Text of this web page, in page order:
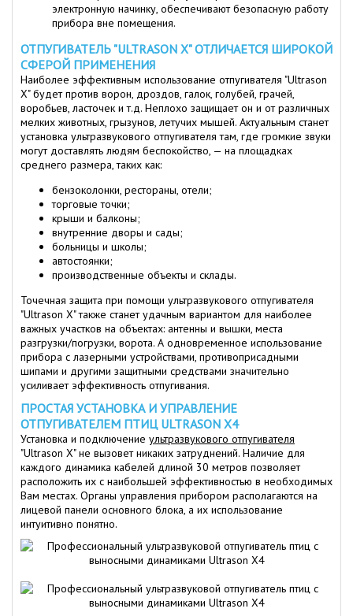
электронную начинку, обеспечивают безопасную работу
прибора вне помещения.
ОТПУГИВАТЕЛЬ "ULTRASON X" ОТЛИЧАЕТСЯ ШИРОКОЙ
СФЕРОЙ ПРИМЕНЕНИЯ
Наиболее эффективным использование отпугивателя "Ultrason
X" будет против ворон, дроздов, галок, голубей, грачей,
воробьев, ласточек и т.д. Неплохо защищает он и от различных
мелких животных, грызунов, летучих мышей. Актуальным станет
установка ультразвукового отпугивателя там, где громкие звуки
могут доставлять людям беспокойство, — на площадках
среднего размера, таких как:
бензоколонки, рестораны, отели;
торговые точки;
крыши и балконы;
внутренние дворы и сады;
больницы и школы;
автостоянки;
производственные объекты и склады.
Точечная защита при помощи ультразвукового отпугивателя
"Ultrason X" также станет удачным вариантом для наиболее
важных участков на объектах: антенны и вышки, места
разгрузки/погрузки, ворота. А одновременное использование
прибора с лазерными устройствами, противоприсадными
шипами и другими защитными средствами значительно
усиливает эффективность отпугивания.
ПРОСТАЯ УСТАНОВКА И УПРАВЛЕНИЕ
ОТПУГИВАТЕЛЕМ ПТИЦ ULTRASON X4
Установка и подключение ультразвукового отпугивателя
"Ultrason X" не вызовет никаких затруднений. Наличие для
каждого динамика кабелей длиной 30 метров позволяет
расположить их с наибольшей эффективностью в необходимых
Вам местах. Органы управления прибором располагаются на
лицевой панели основного блока, а их использование
интуитивно понятно.